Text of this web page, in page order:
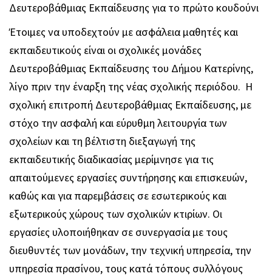
Δευτεροβάθμιας Εκπαίδευσης για το πρώτο κουδούνι
Έτοιμες να υποδεχτούν με ασφάλεια μαθητές και
εκπαιδευτικούς είναι οι σχολικές μονάδες
Δευτεροβάθμιας Εκπαίδευσης του Δήμου Κατερίνης,
λίγο πριν την έναρξη της νέας σχολικής περιόδου. Η
σχολική επιτροπή Δευτεροβάθμιας Εκπαίδευσης, με
στόχο την ασφαλή και εύρυθμη λειτουργία των
σχολείων και τη βέλτιστη διεξαγωγή της
εκπαιδευτικής διαδικασίας μερίμνησε για τις
απαιτούμενες εργασίες συντήρησης και επισκευών,
καθώς και για παρεμβάσεις σε εσωτερικούς και
εξωτερικούς χώρους των σχολικών κτιρίων. Οι
εργασίες υλοποιήθηκαν σε συνεργασία με τους
διευθυντές των μονάδων, την τεχνική υπηρεσία, την
υπηρεσία πρασίνου, τους κατά τόπους συλλόγους